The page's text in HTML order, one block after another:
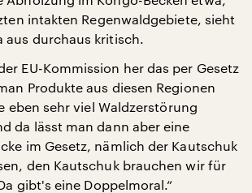
intakten Regenwaldgebiete, sieht
aus durchaus kritisch.
EU-Kommission her das per Gesetz
Produkte aus diesen Regionen
eben sehr viel Waldzerstörung
da lässt man dann aber eine
im Gesetz, nämlich der Kautschuk
den Kautschuk brauchen wir für
gibt's eine Doppelmoral.“